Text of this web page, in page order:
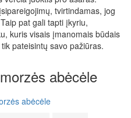
tvirtindamas, jog
pat gali tapti įkyriu,
kuris visais įmanomais būdais
pateisintų savo pažiūras.
abėcėle
abėcėle